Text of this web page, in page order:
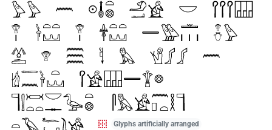
Glyphs artificially arranged